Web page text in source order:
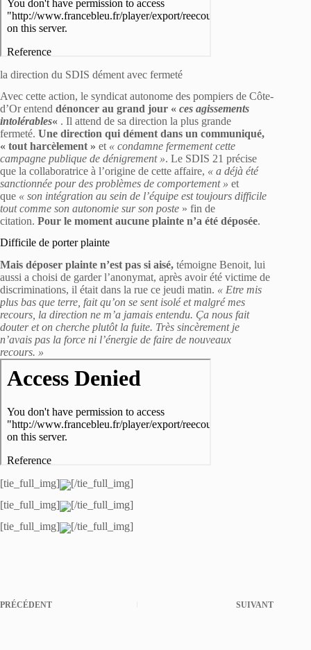
la direction du SDIS dément avec fermeté
Avec cette action, le syndicat autonome des pompiers de Côte-
d’Or entend dénoncer au grand jour « ces agissements
intolérables« . Il attend de sa direction la plus grande
fermeté. Une direction qui dément dans un communiqué,
« tout harcèlement » et « condamne fermement cette
campagne publique de dénigrement ». Le SDIS 21 précise
que la collaboratrice à l’origine de cette affaire, « a déjà été
sanctionnée pour des problèmes de comportement » et
que « son intégration au sein de l’équipe est toujours difficile
tout comme son autonomie sur son poste » fin de
citation. Pour le moment aucune plainte n’a été déposée.
Difficile de porter plainte
Mais déposer plainte n’est pas si aisé, témoigne Benoit, lui
aussi a choisi de garder l’anonymat, après avoir été victime de
discriminations, il était dans la rue ce jeudi matin. « Etre mis
plus bas que terre, fait qu’on se sent isolé et malgré mes
recours, la direction ne m’a jamais entendu. Ça nous fait
douter et on cherche plutôt la fuite. Très sincèrement je
n’avais pas la force ni l’énergie de faire de nouveaux
recours. »
[tie_full_img]
[/tie_full_img]
[tie_full_img]
[/tie_full_img]
[tie_full_img]
[/tie_full_img]
PRÉCÉDENT SUIVANT